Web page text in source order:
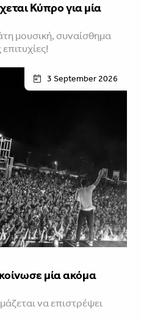
Κύπρο για μία
μουσική, συναίσθημα
3 September 2026
μία ακόμα
να επιστρέψει